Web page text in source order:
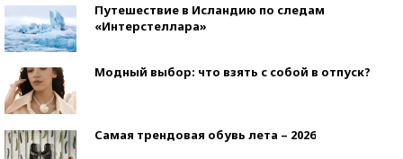
Путешествие в Исландию по следам
«Интерстеллара»
Модный выбор: что взять с собой в отпуск?
Самая трендовая обувь лета – 2026